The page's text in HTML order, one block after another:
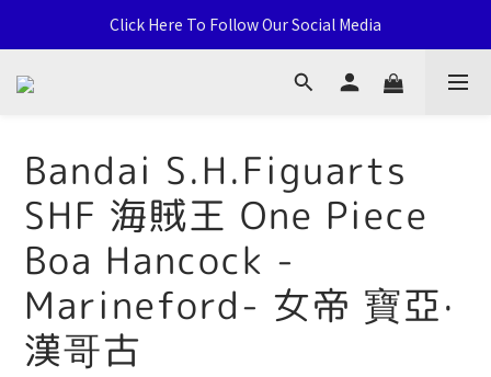
通用卡店 TCG & Sports Card 批發/零售 Distribution and Retail
Click Here To Follow Our Social Media
荃灣西樓角路138-168號 荃豐中心地下A59號舖
Bandai S.H.Figuarts
SHF 海賊王 One Piece
Boa Hancock -
Marineford- 女帝 寶亞·
漢哥古